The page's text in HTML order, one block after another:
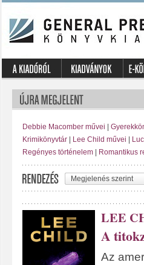
Debbie Macomber művei
Krimikönyvtár
Lee Child művei
Regényes történelem
Romantikus
Megjelenés szerint
LEE
A
Az